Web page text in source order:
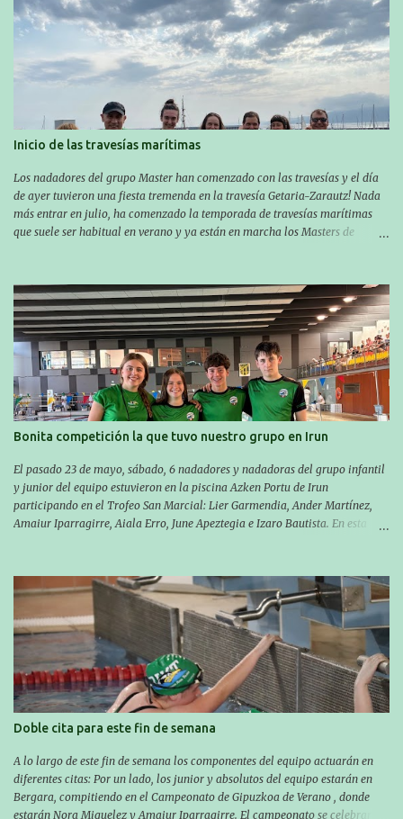
Inicio de las travesías marítimas
Los nadadores del grupo Master han comenzado con las travesías y el día
de ayer tuvieron una fiesta tremenda en la travesía Getaria-Zarautz! Nada
más entrar en julio, ha comenzado la temporada de travesías marítimas
que suele ser habitual en verano y ya están en marcha los Masters de
próxima cita. Para empezar, el 13 de julio, Manu Santos participó en la
XXXVIII. Travesía a nado de Ondarroa y recorrió una distancia de 1600
metros en 28 minutos y 30 segundos. Al día siguiente, Manu Santos y su
compañero Asier Gorostegi participaron en la V. San Antón Bira. En esta
travesía se realiza un recorrido desde la playa de Gaztetape hasta la playa
de Malkorbe, pero debido al estado del mar de aquel día, la organización
decidió hacerlo en el interior de la bahía de la playa de Malkorbe. Así,
Asier completó el recorrido en 29 minutos y 30 segundos, c...
Bonita competición la que tuvo nuestro grupo en Irun
El pasado 23 de mayo, sábado, 6 nadadores y nadadoras del grupo infantil
y junior del equipo estuvieron en la piscina Azken Portu de Irun
participando en el Trofeo San Marcial: Lier Garmendia, Ander Martínez,
Amaiur Iparragirre, Aiala Erro, June Apeztegia e Izaro Bautista. En esta
marcas. A pesar de no conseguir marca, pasaron una tarde muy buena y
sirvió para reforzar su experiencia. La mayoría ya ha terminado la
temporada, pero seguiremos trabajando con quienes están en la recta final,
trabajando para que cada uno consiga sus objetivos personales. BRNPWR!
Doble cita para este fin de semana
A lo largo de este fin de semana los componentes del equipo actuarán en
diferentes citas: Por un lado, los junior y absolutos del equipo estarán en
Bergara, compitiendo en el Campeonato de Gipuzkoa de Verano , donde
estarán Nora Miguelez y Amaiur Iparragirre. El campeonato se celebrará